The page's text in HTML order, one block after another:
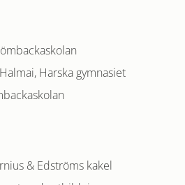
Harska gymnasiet
& Edströms kakel